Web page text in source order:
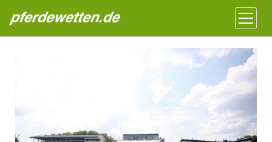
Pferdewetten News
Menü
öffnen